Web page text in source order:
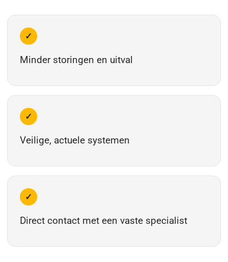
✓
Minder storingen en uitval
✓
Veilige, actuele systemen
✓
Direct contact met een vaste specialist